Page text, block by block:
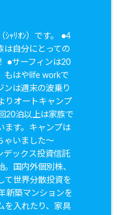
ｼｬﾘｵﾝ）です。 ●4
は自分にとっての
●サーフィンは20
もはやlife workで
ンは週末の波乗り
りオートキャンプ
20泊以上は家族で
ます。キャンプは
ゃいました〜
デックス投資信託
。国内外個別株、
て世界分散投資を
新築マンションを
を入れたり、家具